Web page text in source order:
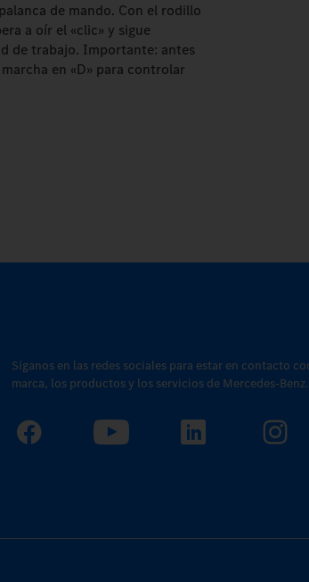
de mando. Con el rodillo
a oír el «clic» y sigue
de trabajo. Importante: antes
en «D» para controlar
Síganos en las redes sociales para estar en contacto
marca, los productos y los servicios de Mercedes-Benz.